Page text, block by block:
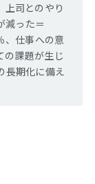
上司とのやり
減った＝
、仕事への意
の課題が生じ
長期化に備え